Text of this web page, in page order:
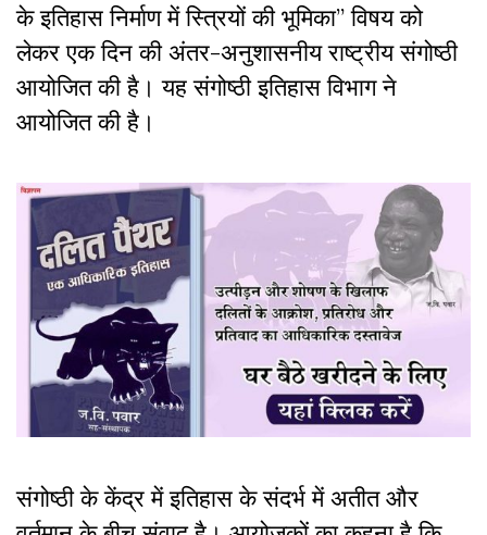
के इतिहास निर्माण में स्त्रियों की भूमिका” विषय को
लेकर एक दिन की अंतर-अनुशासनीय राष्ट्रीय संगोष्ठी
आयोजित की है। यह संगोष्ठी इतिहास विभाग ने
आयोजित की है।
संगोष्ठी के केंद्र में इतिहास के संदर्भ में अतीत और